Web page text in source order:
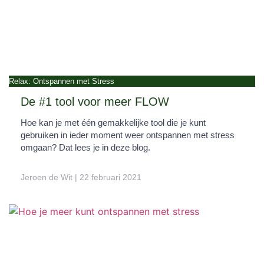
Relax: Ontspannen met Stress
De #1 tool voor meer FLOW
Hoe kan je met één gemakkelijke tool die je kunt
gebruiken in ieder moment weer ontspannen met stress
omgaan? Dat lees je in deze blog.
Jeroen de Wit 22 februari 2021